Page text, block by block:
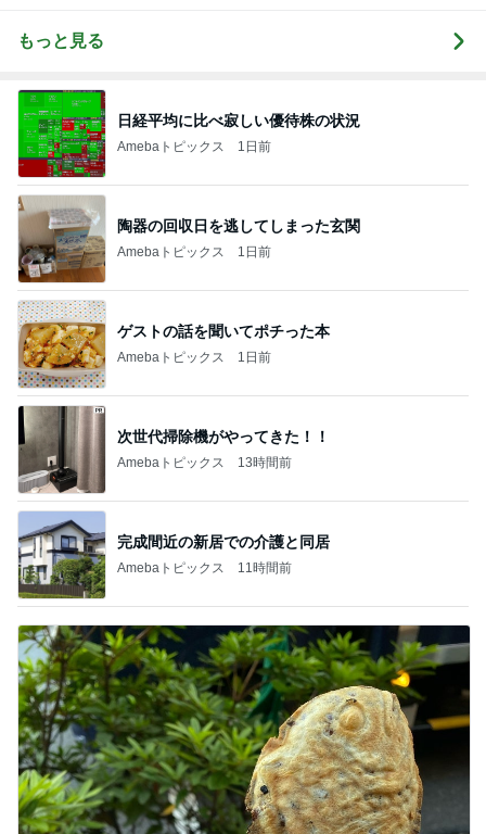
もっと見る
日経平均に比べ寂しい優待株の状況
Amebaトピックス 1日前
陶器の回収日を逃してしまった玄関
Amebaトピックス 1日前
ゲストの話を聞いてポチった本
Amebaトピックス 1日前
次世代掃除機がやってきた！！
Amebaトピックス 13時間前
完成間近の新居での介護と同居
Amebaトピックス 11時間前